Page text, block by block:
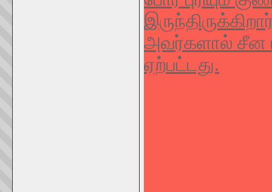
அவர்களால் சீன
ஏற்பட்டது.